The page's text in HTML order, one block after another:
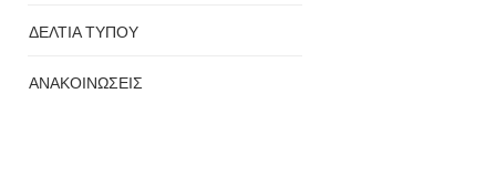
ΔΕΛΤΙΑ ΤΥΠΟΥ
ΑΝΑΚΟΙΝΩΣΕΙΣ